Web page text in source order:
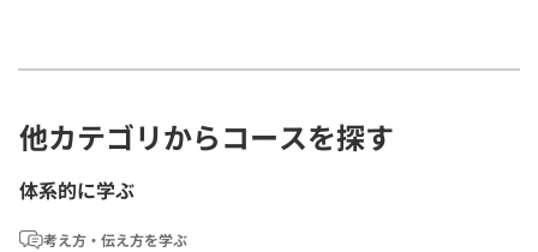
他カテゴリからコースを探す
体系的に学ぶ
考え方・伝え方を学ぶ